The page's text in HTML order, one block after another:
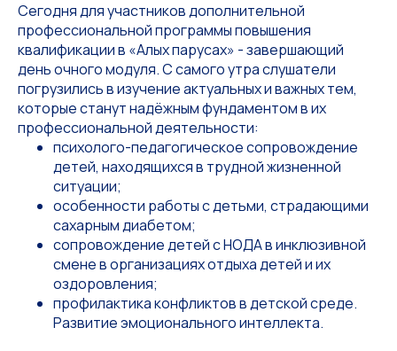
Сегодня для участников дополнительной
профессиональной программы повышения
квалификации в «Алых парусах» - завершающий
день очного модуля. С самого утра слушатели
погрузились в изучение актуальных и важных тем,
которые станут надёжным фундаментом в их
профессиональной деятельности:
психолого-педагогическое сопровождение
детей, находящихся в трудной жизненной
ситуации;
особенности работы с детьми, страдающими
сахарным диабетом;
сопровождение детей с НОДА в инклюзивной
смене в организациях отдыха детей и их
оздоровления;
профилактика конфликтов в детской среде.
Развитие эмоционального интеллекта.